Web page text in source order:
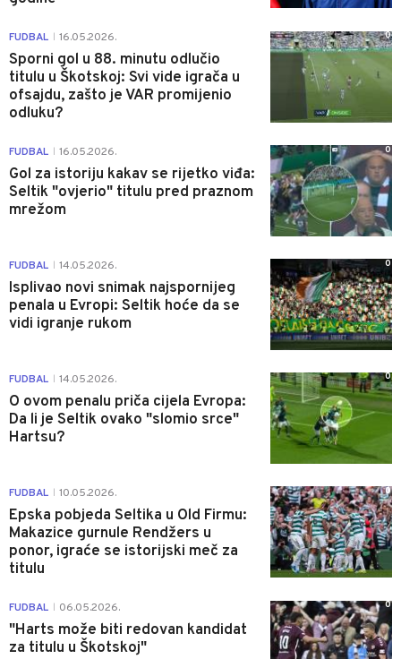
FUDBAL 16.05.2026.
Sporni gol u 88. minutu odlučio
titulu u Škotskoj: Svi vide igrača u
ofsajdu, zašto je VAR promijenio
odluku?
0
FUDBAL 16.05.2026.
Gol za istoriju kakav se rijetko viđa:
Seltik "ovjerio" titulu pred praznom
mrežom
0
FUDBAL 14.05.2026.
Isplivao novi snimak najspornijeg
penala u Evropi: Seltik hoće da se
vidi igranje rukom
0
FUDBAL 14.05.2026.
O ovom penalu priča cijela Evropa:
Da li je Seltik ovako "slomio srce"
Hartsu?
0
FUDBAL 10.05.2026.
Epska pobjeda Seltika u Old Firmu:
Makazice gurnule Rendžers u
ponor, igraće se istorijski meč za
titulu
0
FUDBAL 06.05.2026.
"Harts može biti redovan kandidat
za titulu u Škotskoj"
0